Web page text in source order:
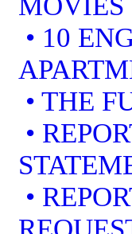
• 10
• THE
•
•